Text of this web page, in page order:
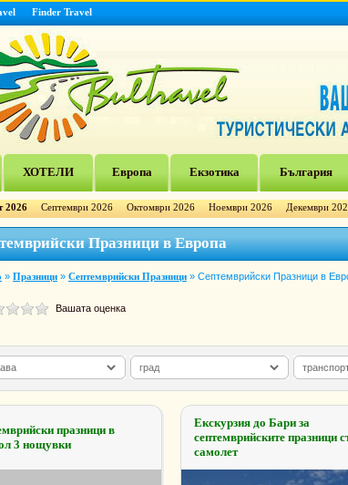
Finder Travel
ХОТЕЛИ Европа Екзотика България
2026 Септември 2026 Октомври 2026 Ноември 2026 Декември
Празници в Европа
» Празници » Септемврийски Празници » Септемврийски Празници в
Вашата оценка
празници в
3 нощувки
Екскурзия до Бари за
септемврийските празници
самолет